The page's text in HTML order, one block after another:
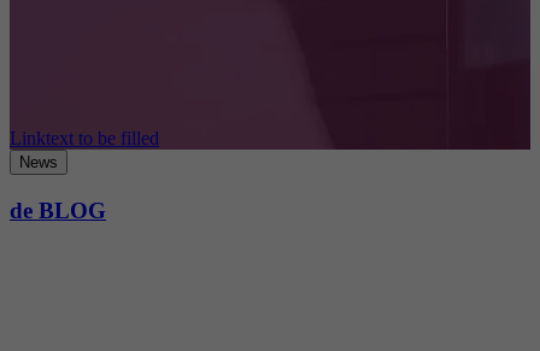
Linktext to be filled
News
de BLOG